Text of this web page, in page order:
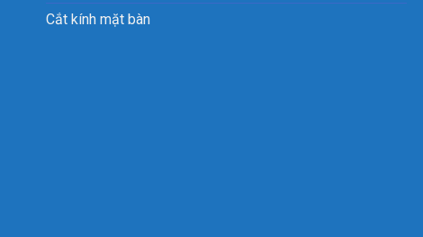
Cắt kính mặt bàn